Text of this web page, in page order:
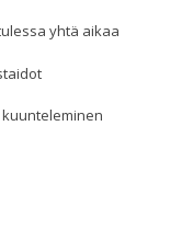
yhtä aikaa
kuunteleminen